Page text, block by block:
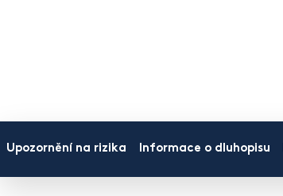
Upozornění na rizika Informace o dluhopisu